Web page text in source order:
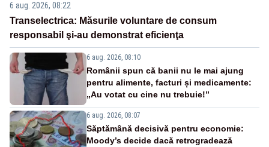
6 aug. 2026, 08:22
Transelectrica: Măsurile voluntare de consum
responsabil şi-au demonstrat eficienţa
6 aug. 2026, 08:10
Românii spun că banii nu le mai ajung
pentru alimente, facturi și medicamente:
„Au votat cu cine nu trebuie!”
6 aug. 2026, 08:07
Săptămână decisivă pentru economie:
Moody’s decide dacă retrogradează